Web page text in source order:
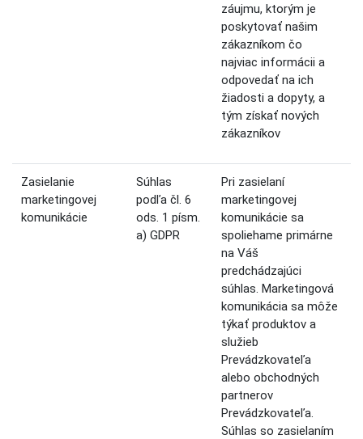
záujmu, ktorým je
poskytovať našim
zákazníkom čo
najviac informácii a
odpovedať na ich
žiadosti a dopyty, a
tým získať nových
zákazníkov
Zasielanie
marketingovej
komunikácie
Súhlas
podľa čl. 6
ods. 1 písm.
a) GDPR
Pri zasielaní
marketingovej
komunikácie sa
spoliehame primárne
na Váš
predchádzajúci
súhlas. Marketingová
komunikácia sa môže
týkať produktov a
služieb
Prevádzkovateľa
alebo obchodných
partnerov
Prevádzkovateľa.
Súhlas so zasielaním